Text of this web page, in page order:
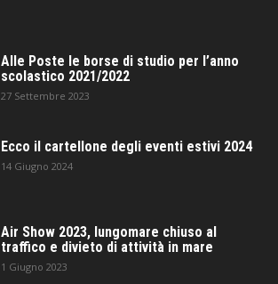
Alle Poste le borse di studio per l’anno
scolastico 2021/2022
27 Settembre 2023
Ecco il cartellone degli eventi estivi 2024
14 Giugno 2024
Air Show 2023, lungomare chiuso al
traffico e divieto di attività in mare
1 Giugno 2023